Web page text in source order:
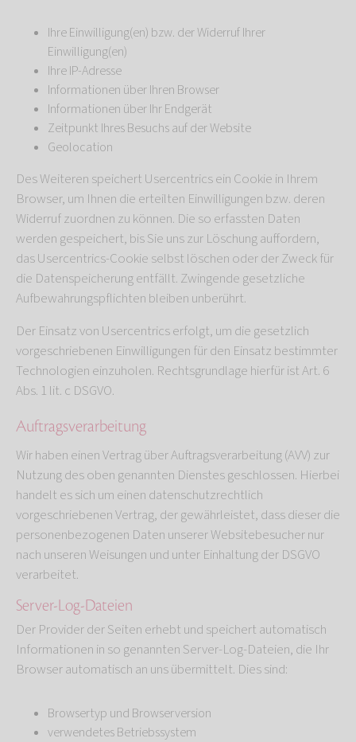
Ihre Einwilligung(en) bzw. der Widerruf Ihrer
Einwilligung(en)
Ihre IP-Adresse
Informationen über Ihren Browser
Informationen über Ihr Endgerät
Zeitpunkt Ihres Besuchs auf der Website
Geolocation
Des Weiteren speichert Usercentrics ein Cookie in Ihrem
Browser, um Ihnen die erteilten Einwilligungen bzw. deren
Widerruf zuordnen zu können. Die so erfassten Daten
werden gespeichert, bis Sie uns zur Löschung auffordern,
das Usercentrics-Cookie selbst löschen oder der Zweck für
die Datenspeicherung entfällt. Zwingende gesetzliche
Aufbewahrungspflichten bleiben unberührt.
Der Einsatz von Usercentrics erfolgt, um die gesetzlich
vorgeschriebenen Einwilligungen für den Einsatz bestimmter
Technologien einzuholen. Rechtsgrundlage hierfür ist Art. 6
Abs. 1 lit. c DSGVO.
Auftragsverarbeitung
Wir haben einen Vertrag über Auftragsverarbeitung (AVV) zur
Nutzung des oben genannten Dienstes geschlossen. Hierbei
handelt es sich um einen datenschutzrechtlich
vorgeschriebenen Vertrag, der gewährleistet, dass dieser die
personenbezogenen Daten unserer Websitebesucher nur
nach unseren Weisungen und unter Einhaltung der DSGVO
verarbeitet.
Server-Log-Dateien
Der Provider der Seiten erhebt und speichert automatisch
Informationen in so genannten Server-Log-Dateien, die Ihr
Browser automatisch an uns übermittelt. Dies sind:
Browsertyp und Browserversion
verwendetes Betriebssystem